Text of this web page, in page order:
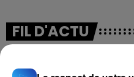
FIL D'ACTU